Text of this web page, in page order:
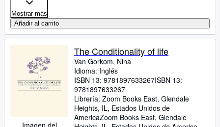
Mostrar más
Añadir al carrito
Imagen del
The Conditionality of life
Van Gorkom, Nina
Idioma: Inglés
ISBN 13: 9781897633267ISBN 13:
9781897633267
Librería: Zoom Books East, Glendale
Heights, IL, Estados Unidos de
AmericaZoom Books East, Glendale